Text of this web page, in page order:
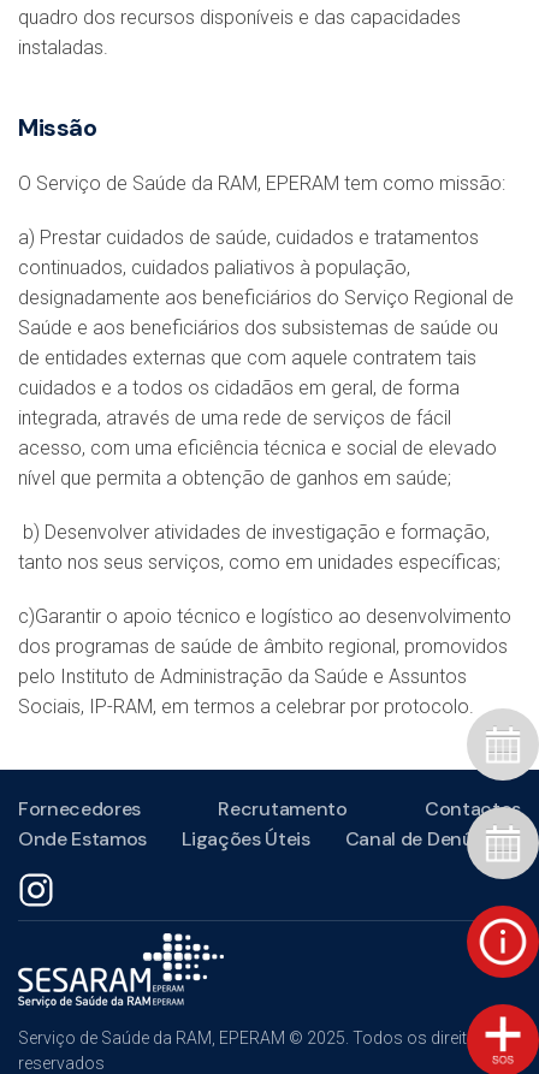
quadro dos recursos disponíveis e das capacidades
instaladas.
Missão
O Serviço de Saúde da RAM, EPERAM tem como missão:
a) Prestar cuidados de saúde, cuidados e tratamentos
continuados, cuidados paliativos à população,
designadamente aos beneficiários do Serviço Regional de
Saúde e aos beneficiários dos subsistemas de saúde ou
de entidades externas que com aquele contratem tais
cuidados e a todos os cidadãos em geral, de forma
integrada, através de uma rede de serviços de fácil
acesso, com uma eficiência técnica e social de elevado
nível que permita a obtenção de ganhos em saúde;
b) Desenvolver atividades de investigação e formação,
tanto nos seus serviços, como em unidades específicas;
c)Garantir o apoio técnico e logístico ao desenvolvimento
dos programas de saúde de âmbito regional, promovidos
pelo Instituto de Administração da Saúde e Assuntos
Sociais, IP-RAM, em termos a celebrar por protocolo.
Fornecedores Recrutamento
Contactos
Onde Estamos
Ligações Úteis Canal de Denúncias
Serviço de Saúde da RAM, EPERAM © 2025. Todos os direitos
reservados